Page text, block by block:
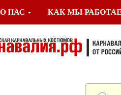
О НАС КАК МЫ